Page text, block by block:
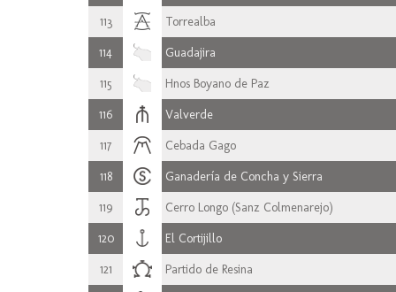
113 Torrealba
114 Guadajira
115 Hnos Boyano de Paz
116 Valverde
117 Cebada Gago
118 Ganadería de Concha y Sierra
119 Cerro Longo (Sanz Colmenarejo)
120 El Cortijillo
121 Partido de Resina